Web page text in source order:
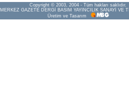
Copyright © 2003, 2004 - Tüm hakları saklıdır.
MERKEZ GAZETE DERGİ BASIM YAYINCILIK SANAYİ VE
Üretim ve Tasarım